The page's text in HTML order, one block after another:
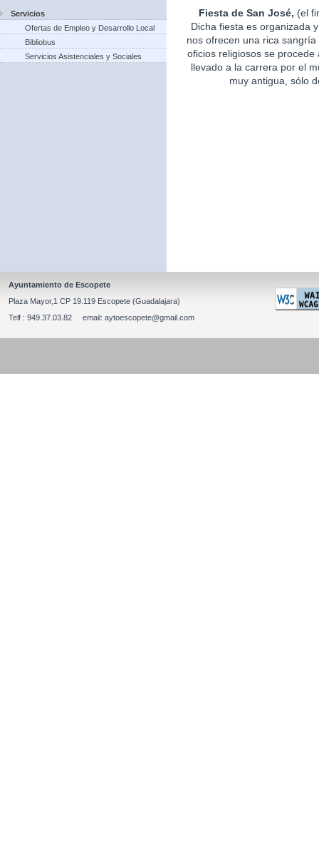
Servicios
Ofertas de Empleo y Desarrollo Local
Bibliobus
Servicios Asistenciales y Sociales
Fiesta de San José, (el
Dicha fiesta es organizada
nos ofrecen una rica
oficios religiosos se
llevado a la carrera por el
muy antigua, sólo
Ayuntamiento de Escopete
Plaza Mayor,1 CP 19.119 Escopete (Guadalajara)
Telf : 949.37.03.82 email: aytoescopete@gmail.com